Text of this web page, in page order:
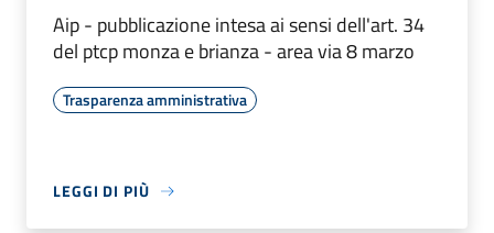
Aip - pubblicazione intesa ai sensi dell'art. 34
del ptcp monza e brianza - area via 8 marzo
Trasparenza amministrativa
LEGGI DI PIÙ